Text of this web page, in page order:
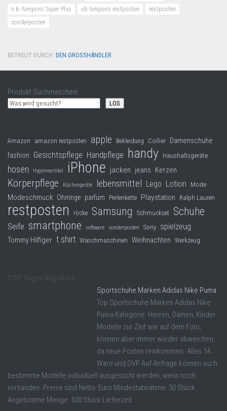
o.b.-tampons Super Plus
ob tampons restposten
restposten
sonderposten
BETREUT DURCH: DEN GROSSHÄNDLER ·
Produkt Suchmaschine
LOS
Amazon amazon restposten apple Bekleidung Collier Damenschuhe
fashion Gesichtspflege Handpflege handy Haushaltsgeräte
hosen Hygieneartikel iPhone jacken jeans Kerzen
Körperpflege Küchengeräte lebensmittel Lego Lotion Mode
Modeschmuck Ohrringe parfüm Perlenkette Playstation Ralph Lauren
restposten röcke Samsung Schmuckset Schuhe
Seife smartphone software sonderposten Sony spielzeug
Tommy Hilfiger t shirt Waschmaschinen Weihnachten Werkzeug
Sportschuhe Marken Adidas Nike Puma
Top Sportschuhe Marken Adidas Nike
Puma Kategorie: Herren, Damen, Kinder
Modelle zur Zeit wie auf dem Foto,
können aber immer wieder abweichen,
da neue Posten reinkommen. Alles 1A
Ware und OVP Auf Anfrage können auch
bestimmte Modelle individuell ausgesucht werden, wenn noch
vorhanden. Preise sind Netto: Euro Mindestabnahme: 50 Stück
Angebotene Menge: 500 Stück Lieferzeit: ...